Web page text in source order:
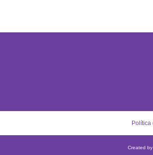
Política
Created